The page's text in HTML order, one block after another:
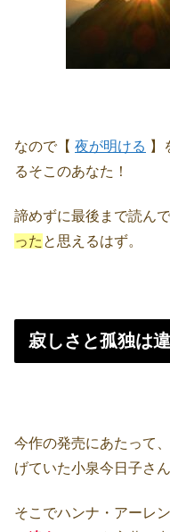
なので【 夜が明ける 】
るそこのあなた！
諦めずに最後まで読ん
った と思えるはず。
寂しさと孤独は
今作の発売にあたって
げていた小泉今日子さ
そこでハンナ・アーレ